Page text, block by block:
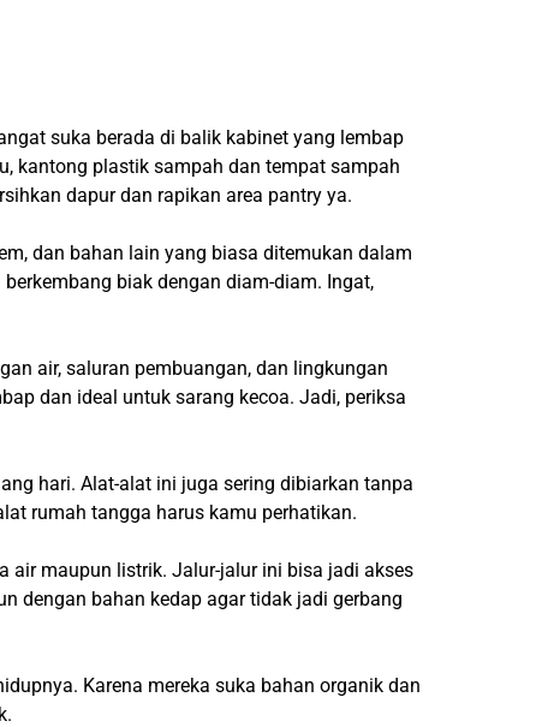
suka berada di balik kabinet yang lembap
kantong plastik sampah dan tempat sampah
dapur dan rapikan area pantry ya.
dan bahan lain yang biasa ditemukan dalam
biak dengan diam-diam. Ingat,
air, saluran pembuangan, dan lingkungan
dan ideal untuk sarang kecoa. Jadi, periksa
hari. Alat-alat ini juga sering dibiarkan tanpa
rumah tangga harus kamu perhatikan.
air maupun listrik. Jalur-jalur ini bisa jadi akses
dengan bahan kedap agar tidak jadi gerbang
Karena mereka suka bahan organik dan